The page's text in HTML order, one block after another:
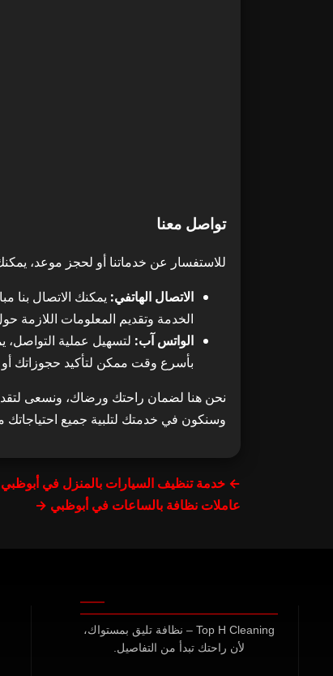
تواصل معنا
للاستفسار عن خدماتنا أو لحجز موعد،
الاتصال الهاتفي:
الخدمة وتقديم المعلومات اللازمة
الواتس آب:
بأسرع وقت ممكن لتأكيد حجوزاتك أو
نحن هنا لضمان راحتك ورضاك، ونسعى
وسنكون في خدمتك لتلبية جميع
← خدمة تنظيف السيارات بالمنزل في
عاملات نظافة بالساعات في أبوظبي →
Top H Cleaning – نظافة تليق بمستواك،
لأن راحتك تبدأ من التفاصيل.